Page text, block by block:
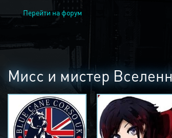
Перейти на форум
Мисс и мистер